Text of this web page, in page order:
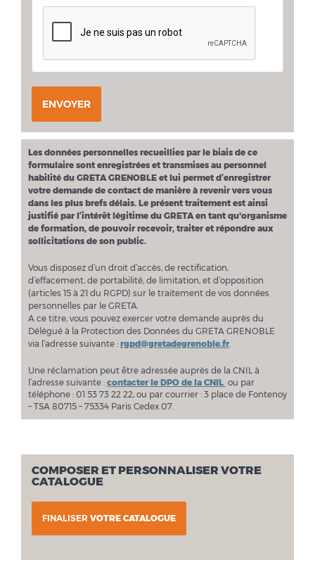
ENVOYER
Les données personnelles recueillies par le biais de ce
formulaire sont enregistrées et transmises au personnel
habilité du GRETA GRENOBLE et lui permet d’enregistrer
votre demande de contact de manière à revenir vers vous
dans les plus brefs délais. Le présent traitement est ainsi
justifié par l’intérêt légitime du GRETA en tant qu'organisme
de formation, de pouvoir recevoir, traiter et répondre aux
sollicitations de son public.
Vous disposez d’un droit d’accès, de rectification,
d’effacement, de portabilité, de limitation, et d’opposition
(articles 15 à 21 du RGPD) sur le traitement de vos données
personnelles par le GRETA.
A ce titre, vous pouvez exercer votre demande auprès du
Délégué à la Protection des Données du GRETA GRENOBLE
via l’adresse suivante : rgpd@gretadegrenoble.fr.
Une réclamation peut être adressée auprès de la CNIL à
l’adresse suivante : contacter le DPO de la CNIL ou par
téléphone : 01 53 73 22 22, ou par courrier : 3 place de Fontenoy
– TSA 80715 – 75334 Paris Cedex 07.
COMPOSER ET PERSONNALISER VOTRE
CATALOGUE
FINALISER VOTRE CATALOGUE